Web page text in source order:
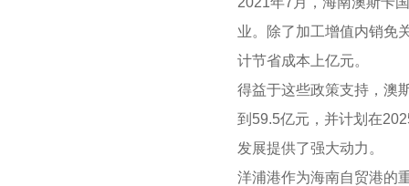
业。除了加工增值内销免
计节省成本上亿元。
得益于这些政策支持，澳
到59.5亿元，并计划在
发展提供了强大动力。
洋浦港作为海南自贸港的